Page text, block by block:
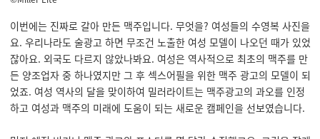
이번에는 진짜로 갈아 만든 맥주입니다. 무엇을? 여성들의 수영복 사진을
요. 우리나라도 술광고 하면 무조건 노출한 여성 모델이 나오던 때가 있었
잖아요. 외국도 다르지 않았나봐요. 여성은 역사적으로 최초의 맥주를 만
든 양조업자 중 하나였지만 그 후 섹스어필을 위한 맥주 광고의 모델이 되
었죠. 여성 역사의 달을 맞이하여 밀러라이트는 맥주광고의 과오를 인정
하고 여성과 맥주의 미래에 도움이 되는 새로운 캠페인을 선보였습니다.